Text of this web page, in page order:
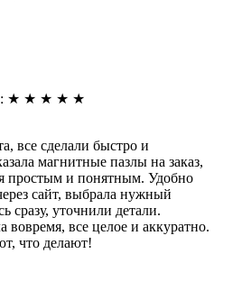
: ★ ★ ★ ★ ★
все сделали быстро и
магнитные пазлы на заказ,
простым и понятным. Удобно
сайт, выбрала нужный
сразу, уточнили детали.
вовремя, все целое и аккуратно.
что делают!